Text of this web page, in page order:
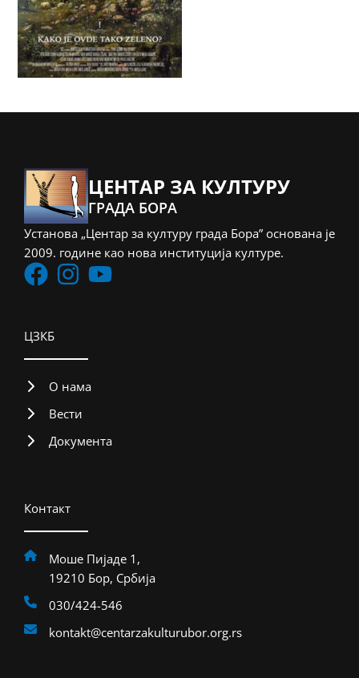
ЦЕНТАР ЗА КУЛТУРУ
ГРАДА БОРА
Установа „Центар за културу града Бора” основана је
2009. године као нова институција културе.
ЦЗКБ
О нама
Вести
Документа
Контакт
Моше Пијаде 1,
19210 Бор, Србија
030/424-546
kontakt@centarzakulturubor.org.rs